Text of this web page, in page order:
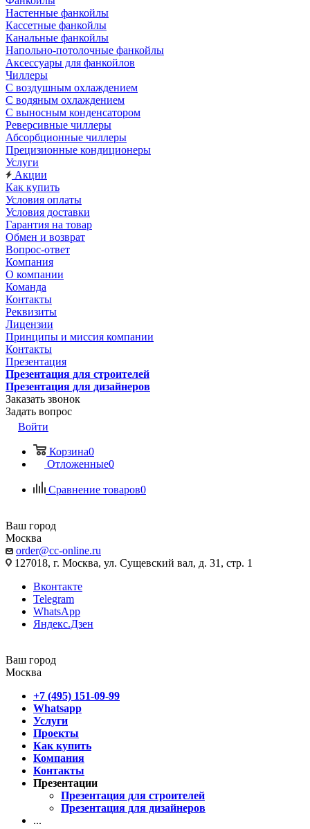
Настенные фанкойлы
Кассетные фанкойлы
Канальные фанкойлы
Напольно-потолочные фанкойлы
Аксессуары для фанкойлов
Чиллеры
С воздушным охлаждением
С водяным охлаждением
С выносным конденсатором
Реверсивные чиллеры
Абсорбционные чиллеры
Прецизионные кондиционеры
Услуги
Акции
Как купить
Условия оплаты
Условия доставки
Гарантия на товар
Обмен и возврат
Вопрос-ответ
Компания
О компании
Команда
Контакты
Реквизиты
Лицензии
Принципы и миссия компании
Контакты
Презентация
Презентация для строителей
Презентация для дизайнеров
Заказать звонок
Задать вопрос
Войти
Корзина0
Отложенные0
Сравнение товаров0
Ваш город
Москва
order@cc-online.ru
127018, г. Москва, ул. Сущевский вал, д. 31, стр. 1
Вконтакте
Telegram
WhatsApp
Яндекс.Дзен
Ваш город
Москва
+7 (495) 151-09-99
Whatsapp
Услуги
Проекты
Как купить
Компания
Контакты
Презентации
Презентация для строителей
Презентация для дизайнеров
...